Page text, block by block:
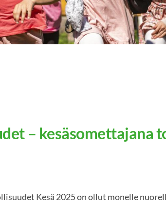
– kesäsomettajana
Kesä 2025 on ollut monelle